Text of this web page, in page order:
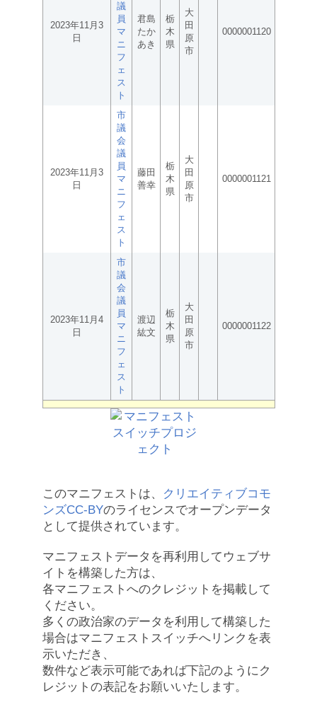
2023年11月3
日
議
員
マ
ニ
フ
ェ
ス
ト
君島
たか
あき
栃
木
県
大
田
原
市
0000001120
2023年11月3
日
市
議
会
議
員
マ
ニ
フ
ェ
ス
ト
藤田
善幸
栃
木
県
大
田
原
市
0000001121
2023年11月4
日
市
議
会
議
員
マ
ニ
フ
ェ
ス
ト
渡辺
紘文
栃
木
県
大
田
原
市
0000001122
このマニフェストは、
クリエイティブコモ
ンズCC-BYのライセンスでオープンデータ
として提供されています。
マニフェストデータを再利用してウェブサ
イトを構築した方は、
各マニフェストへのクレジットを掲載して
ください。
多くの政治家のデータを利用して構築した
場合はマニフェストスイッチへリンクを表
示いただき、
数件など表示可能であれば下記のようにク
レジットの表記をお願いいたします。